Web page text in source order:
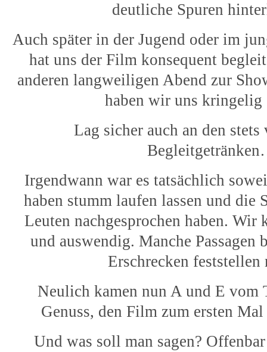
deutliche Spuren
Auch später in der Jugend oder im
hat uns der Film konsequent
anderen langweiligen Abend zur
haben wir uns kringelig
Lag sicher auch an den stets
Irgendwann war es tatsächlich
haben stumm laufen lassen und die
Leuten nachgesprochen haben. Wir
und auswendig. Manche
Erschrecken feststellen
Neulich kamen nun A und E vom
Genuss, den Film zum ersten
Und was soll man sagen?